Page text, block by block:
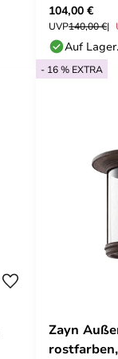
104,00 €
UVP140,00 €
Auf Lager.
- 16 % EXTRA
Zayn